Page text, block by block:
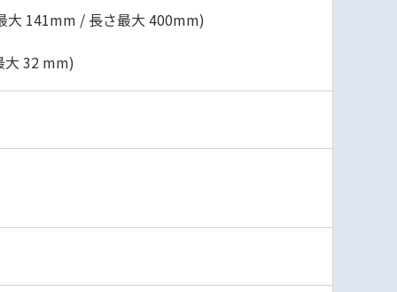
大 141mm / 長さ最大 400mm)
大 32 mm)